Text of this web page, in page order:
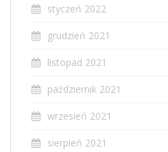
styczeń 2022
grudzień 2021
listopad 2021
październik 2021
wrzesień 2021
sierpień 2021